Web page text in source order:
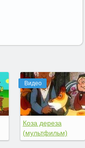
Видео
Коза дереза
(мультфильм)